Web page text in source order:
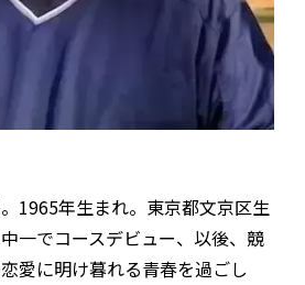
1965年生まれ。東京都文京区生
一でコースデビュー、以後、競
愛に明け暮れる青春を過ごし